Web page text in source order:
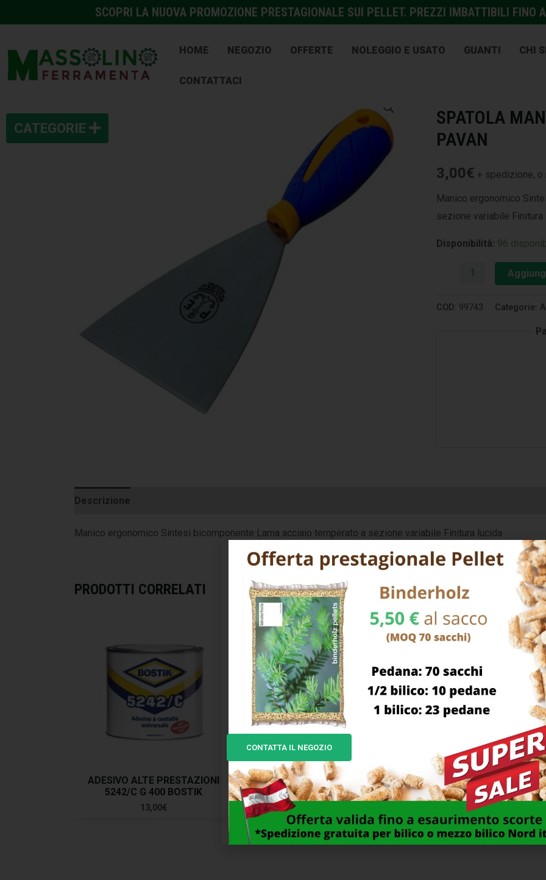
SCOPRI LA NUOVA PROMOZIONE PRESTAGIONALE SUI PELLET. PREZZI IMBATTIBILI FINO
HOME NEGOZIO OFFERTE NOLEGGIO E USATO GUANTI CHI
CONTATTACI
SPATOLA
PAVAN
3,00€ + spedizione,
Manico ergonomico
sezione variabile Finitura
Disponibilità: 96
COD: 99743 Categorie:
Descrizione
Manico ergonomico Sintesi bicomponente Lama acciaio temperato a sezione variabile Finitura lucida
PRODOTTI CORRELATI
ADESIVO ALTE PRESTAZIONI
5242/C G 400 BOSTIK
13,00€
ADESIVO PELLE CUOIO G 50
BOSTIK
ADESIVO LEGNO PU
POLIURETANO G 250
16,00
CONTATTA IL NEGOZIO